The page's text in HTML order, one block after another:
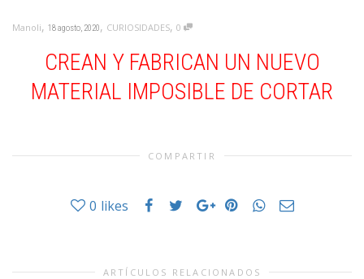
Manoli, 18 agosto, 2020, CURIOSIDADES, 0
CREAN Y FABRICAN UN NUEVO
MATERIAL IMPOSIBLE DE CORTAR
COMPARTIR
0 likes
ARTÍCULOS RELACIONADOS